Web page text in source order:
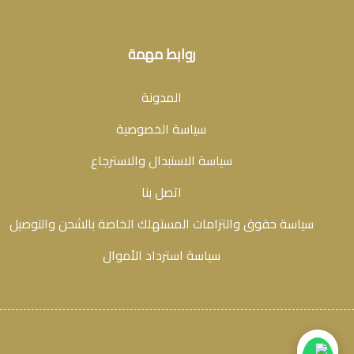
روابط مهمة
المدونة
سياسة الخصوصية
سياسة الاستبدال والاسترجاع
اتصل بنا
سياسة حقوق والتزامات المستهلك الخاصة بالشحن والتوصيل
سياسة استرداد الأموال